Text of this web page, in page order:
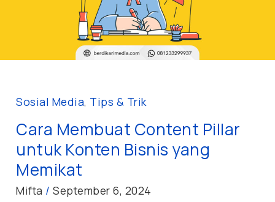
Sosial Media, Tips & Trik
Cara Membuat Content Pillar
untuk Konten Bisnis yang
Memikat
Mifta /September 6, 2024